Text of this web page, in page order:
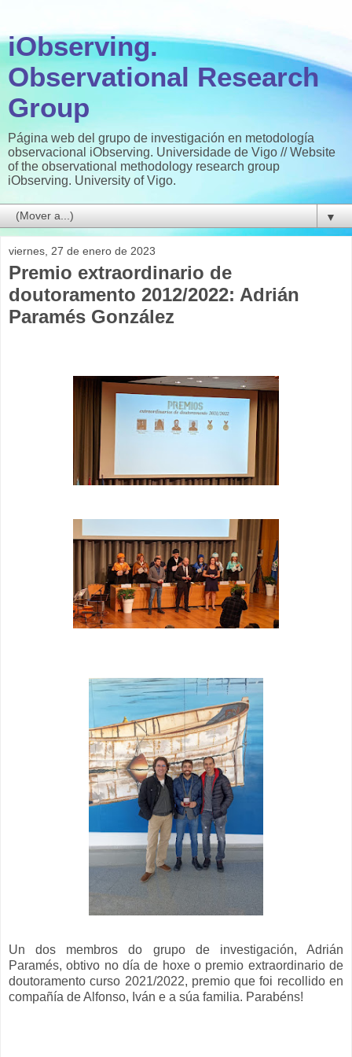
iObserving.
Observational Research
Group
Página web del grupo de investigación en metodología
observacional iObserving. Universidade de Vigo // Website
of the observational methodology research group
iObserving. University of Vigo.
▼
viernes, 27 de enero de 2023
Premio extraordinario de
doutoramento 2012/2022: Adrián
Paramés González
Un dos membros do grupo de investigación, Adrián
Paramés, obtivo no día de hoxe o premio extraordinario de
doutoramento curso 2021/2022, premio que foi recollido en
compañía de Alfonso, Iván e a súa familia. Parabéns!